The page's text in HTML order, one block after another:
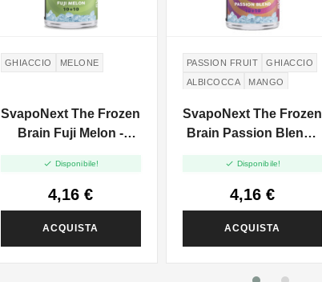
GHIACCIO MELONE
SvapoNext The Frozen
Brain Fuji Melon -
 Disponibile!
4,16 €
ACQUISTA
PASSION FRUIT
GHIACCIO
ALBICOCCA
MANGO
SvapoNext The Frozen
Brain Passion Blend -
 Disponibile!
4,16 €
ACQUISTA